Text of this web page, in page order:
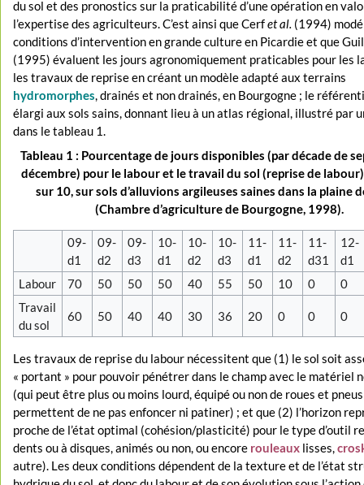
du sol et des pronostics sur la praticabilité d’une opération en
l’expertise des agriculteurs. C’est ainsi que Cerfet al. (1994)
conditions d’intervention en grande culture en Picardie et que
(1995) évaluent les jours agronomiquement praticables pour les
les travaux de reprise en créant un modèle adapté aux terrains
hydromorphes, drainés et non drainés, en Bourgogne ; le
élargi aux sols sains, donnant lieu à un atlas régional, illustré par
dans le tableau 1.
Tableau 1 : Pourcentage de jours disponibles (par décade de
décembre) pour le labour et le travail du sol (reprise de
sur 10, sur sols d’alluvions argileuses saines dans la plaine
(Chambre d’agriculture de Bourgogne, 1998).
09-
d1
09-
d2
09-
d3
10-
d1
10-
d2
10-
d3
11-
d1
11-
d2
11-
d31
12-
d1
Labour
70 50 50 50 40 55 50 10 0
0
Travail
du sol
60 50 40 40 30 36 20 0 0 0
Les travaux de reprise du labour nécessitent que (1) le sol soit
« portant » pour pouvoir pénétrer dans le champ avec le matériel
(qui peut être plus ou moins lourd, équipé ou non de roues et
permettent de ne pas enfoncer ni patiner) ; et que (2) l’horizon
proche de l’état optimal (cohésion/plasticité) pour le type d’outil
dents ou à disques, animés ou non, ou encore rouleaux lisses,
autre). Les deux conditions dépendent de la texture et de l’état